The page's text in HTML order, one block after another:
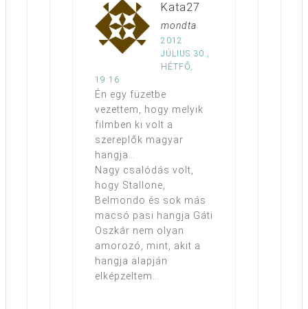
Kata27
mondta
2012.
JÚLIUS 30.,
HÉTFŐ,
19:16
Én egy füzetbe
vezettem, hogy melyik
filmben ki volt a
szereplők magyar
hangja…
Nagy csalódás volt,
hogy Stallone,
Belmondo és sok más
macsó pasi hangja Gáti
Oszkár nem olyan
amorozó, mint, akit a
hangja alapján
elképzeltem…